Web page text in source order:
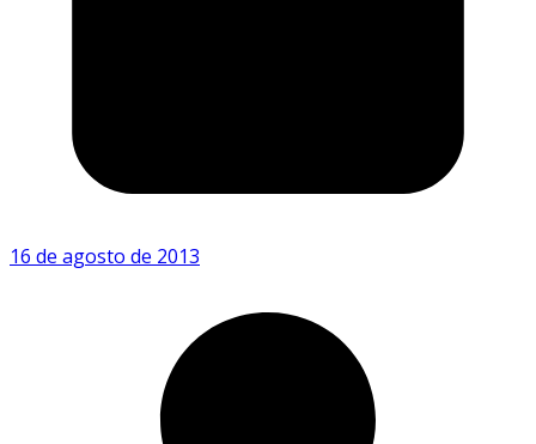
16 de agosto de 2013